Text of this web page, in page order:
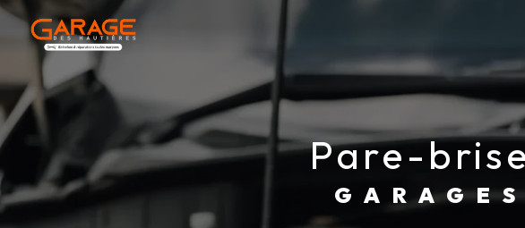
pare-
Panneau de gestion des cookies